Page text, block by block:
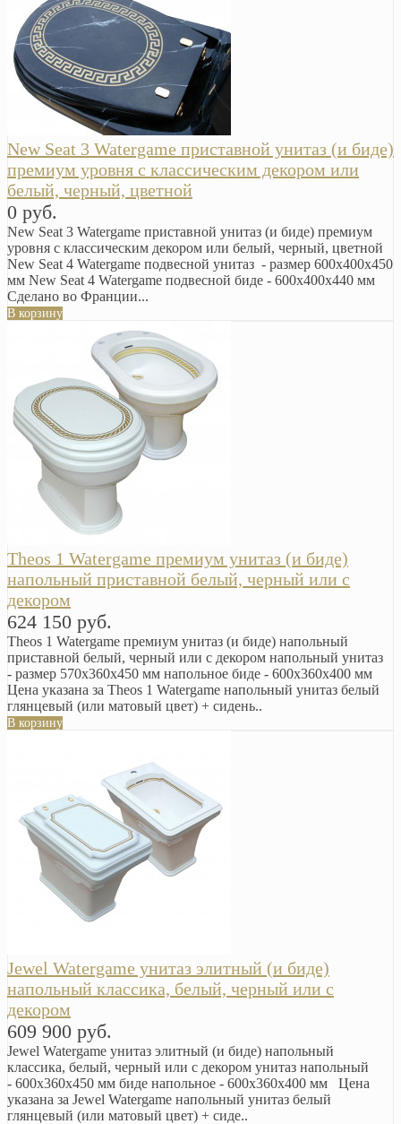
New Seat 3 Watergame приставной унитаз (и биде)
премиум уровня с классическим декором или
белый, черный, цветной
0 руб.
New Seat 3 Watergame приставной унитаз (и биде) премиум
уровня с классическим декором или белый, черный, цветной
New Seat 4 Watergame подвесной унитаз - размер 600x400x450
мм New Seat 4 Watergame подвесной биде - 600x400x440 мм
Сделано во Франции...
В корзину
Theos 1 Watergame премиум унитаз (и биде)
напольный приставной белый, черный или с
декором
624 150 руб.
Theos 1 Watergame премиум унитаз (и биде) напольный
приставной белый, черный или с декором напольный унитаз
- размер 570x360x450 мм напольное биде - 600x360x400 мм
Цена указана за Theos 1 Watergame напольный унитаз белый
глянцевый (или матовый цвет) + сидень..
В корзину
Jewel Watergame унитаз элитный (и биде)
напольный классика, белый, черный или с
декором
609 900 руб.
Jewel Watergame унитаз элитный (и биде) напольный
классика, белый, черный или с декором унитаз напольный
- 600x360x450 мм биде напольное - 600x360x400 мм Цена
указана за Jewel Watergame напольный унитаз белый
глянцевый (или матовый цвет) + сиде..